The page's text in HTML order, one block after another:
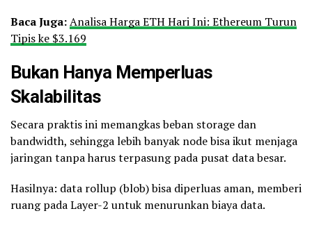
Baca Juga:Analisa Harga ETH Hari Ini: Ethereum Turun
Tipis ke $3.169
Bukan Hanya Memperluas
Skalabilitas
Secara praktis ini memangkas beban storage dan
bandwidth, sehingga lebih banyak node bisa ikut menjaga
jaringan tanpa harus terpasung pada pusat data besar.
Hasilnya: data rollup (blob) bisa diperluas aman, memberi
ruang pada Layer-2 untuk menurunkan biaya data.